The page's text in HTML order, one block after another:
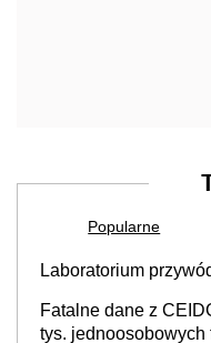
Popularne
Laboratorium
Fatalne dane z
tys.